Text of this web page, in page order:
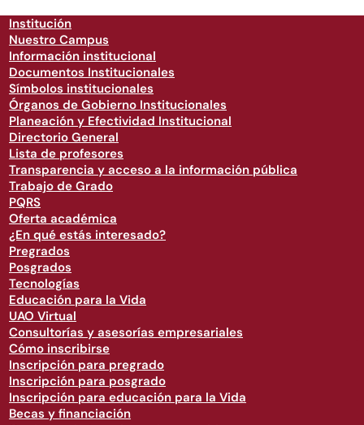
Institución
Nuestro Campus
Información institucional
Documentos Institucionales
Símbolos institucionales
Órganos de Gobierno Institucionales
Planeación y Efectividad Institucional
Directorio General
Lista de profesores
Transparencia y acceso a la información pública
Trabajo de Grado
PQRS
Oferta académica
¿En qué estás interesado?
Pregrados
Posgrados
Tecnologías
Educación para la Vida
UAO Virtual
Consultorías y asesorías empresariales
Cómo inscribirse
Inscripción para pregrado
Inscripción para posgrado
Inscripción para educación para la Vida
Becas y financiación